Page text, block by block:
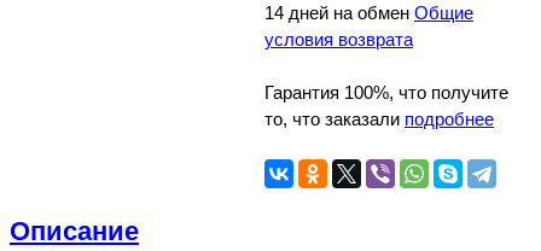
14 дней на обмен Общие
условия возврата
Гарантия 100%, что получите
то, что заказали подробнее
Описание